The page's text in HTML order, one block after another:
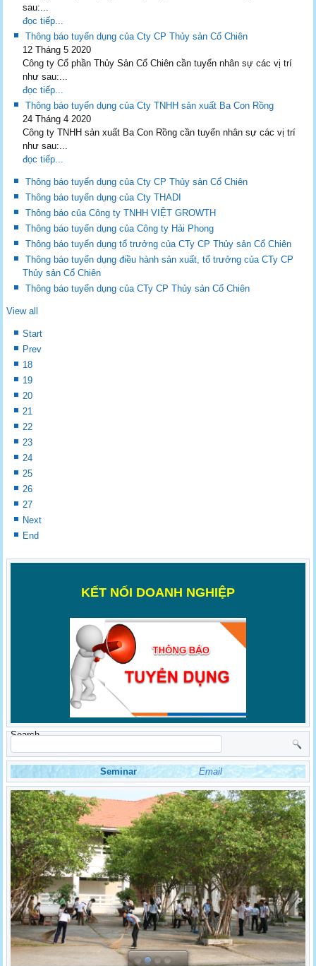
sau:...
đọc tiếp...
Thông báo tuyển dụng của Cty CP Thủy sản Cổ Chiên
12 Tháng 5 2020
Công ty Cổ phần Thủy Sản Cổ Chiên cần tuyển nhân sự các vị trí
như sau:...
đọc tiếp...
Thông báo tuyển dụng của Cty TNHH sản xuất Ba Con Rồng
24 Tháng 4 2020
Công ty TNHH sản xuất Ba Con Rồng cần tuyển nhân sự các vị trí
như sau:...
đọc tiếp...
Thông báo tuyển dụng của Cty CP Thủy sản Cổ Chiên
Thông báo tuyển dụng của Cty THADI
Thông báo của Công ty TNHH VIỆT GROWTH
Thông báo tuyển dụng của Công ty Hải Phong
Thông báo tuyển dụng tổ trưởng của CTy CP Thủy sản Cổ Chiên
Thông báo tuyển dụng điều hành sản xuất, tổ trưởng của CTy CP
Thủy sản Cổ Chiên
Thông báo tuyển dụng của CTy CP Thủy sản Cổ Chiên
View all
Start
Prev
18
19
20
21
22
23
24
25
26
27
Next
End
KẾT NỐI DOANH NGHIỆP
Search
Seminar Email